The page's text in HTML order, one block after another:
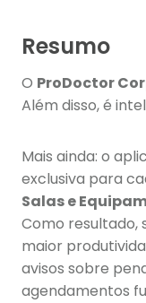
Resumo
O ProDoctor
Além disso, é
Mais ainda: o
exclusiva para
Salas e
Como resultado,
maior
avisos sobre
agendamentos